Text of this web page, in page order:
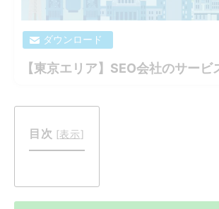
ダウンロード
【東京エリア】SEO会社のサービ
目次 [表示]